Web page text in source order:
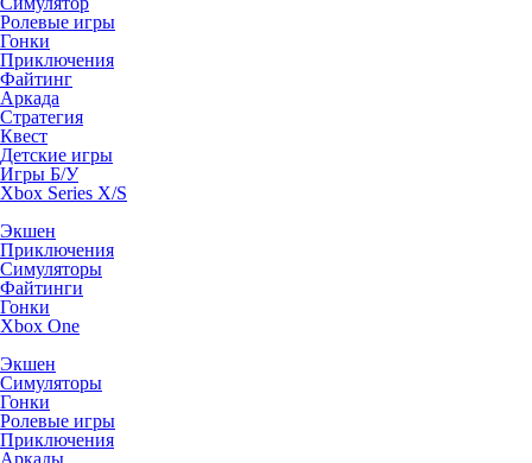
Ролевые игры
Гонки
Приключения
Файтинг
Аркада
Стратегия
Квест
Детские игры
Игры Б/У
Xbox Series X/S
Экшен
Приключения
Симуляторы
Файтинги
Гонки
Xbox One
Экшен
Симуляторы
Гонки
Ролевые игры
Приключения
Аркады